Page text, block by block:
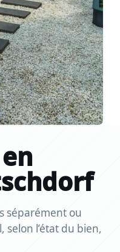
séparément ou
selon l’état du bien,